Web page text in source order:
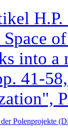
into a
41-
Polenprojekte